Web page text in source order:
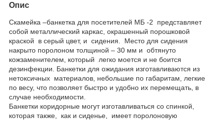
Опис
Скамейка –банкетка для посетителей МБ -2 представляет
собой металлический каркас, окрашенный порошковой
краской в серый цвет, и сидения. Место для сидения
накрыто поролоном толщиной – 30 мм и обтянуто
кожзаменителем, который легко моется и не боится
дезинфекции. Банкетки для ожидания изготавливаются из
нетоксичных материалов, небольшие по габаритам, легкие
по весу, что позволяет быстро и удобно их перемещать, в
случае необходимости.
Банкетки коридорные могут изготавливаться со спинкой,
которая также, как и сиденье, имеет поролоновую